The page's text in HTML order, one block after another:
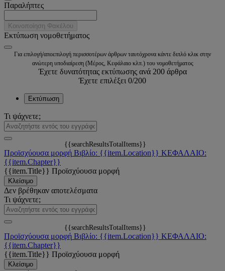
Παραλήπτες
Κοινοποίηση Φακέλου
Εκτύπωση νομοθετήματος
Για επιλογή/αποεπιλογή περισσοτέρων άρθρων ταυτόχρονα κάντε διπλό κλικ στην
ανώτερη υποδιαίρεση (Μέρος, Κεφάλαιο κλπ.) του νομοθετήματος
Έχετε δυνατότητας εκτύπωσης ανά 200 άρθρα
Έχετε επιλέξει 0/200
Εκτύπωση
Τι ψάχνετε;
{{searchResultsTotalItems}}
Προϊσχύουσα μορφή Βιβλίο: {{item.Location}} ΚΕΦΑΛΑΙΟ:
{{item.Chapter}}
{{item.Title}} Προϊσχύουσα μορφή
Κλείσιμο
Δεν βρέθηκαν αποτελέσματα
Τι ψάχνετε;
{{searchResultsTotalItems}}
Προϊσχύουσα μορφή Βιβλίο: {{item.Location}} ΚΕΦΑΛΑΙΟ:
{{item.Chapter}}
{{item.Title}} Προϊσχύουσα μορφή
Κλείσιμο